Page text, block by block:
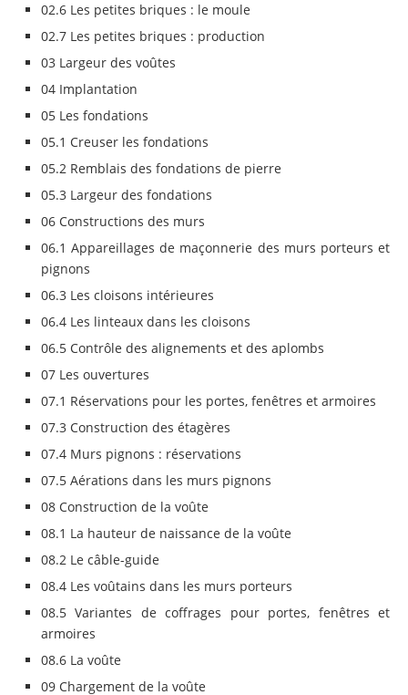
02.6 Les petites briques : le moule
02.7 Les petites briques : production
03 Largeur des voûtes
04 Implantation
05 Les fondations
05.1 Creuser les fondations
05.2 Remblais des fondations de pierre
05.3 Largeur des fondations
06 Constructions des murs
06.1 Appareillages de maçonnerie des murs porteurs et
pignons
06.3 Les cloisons intérieures
06.4 Les linteaux dans les cloisons
06.5 Contrôle des alignements et des aplombs
07 Les ouvertures
07.1 Réservations pour les portes, fenêtres et armoires
07.3 Construction des étagères
07.4 Murs pignons : réservations
07.5 Aérations dans les murs pignons
08 Construction de la voûte
08.1 La hauteur de naissance de la voûte
08.2 Le câble-guide
08.4 Les voûtains dans les murs porteurs
08.5 Variantes de coffrages pour portes, fenêtres et
armoires
08.6 La voûte
09 Chargement de la voûte